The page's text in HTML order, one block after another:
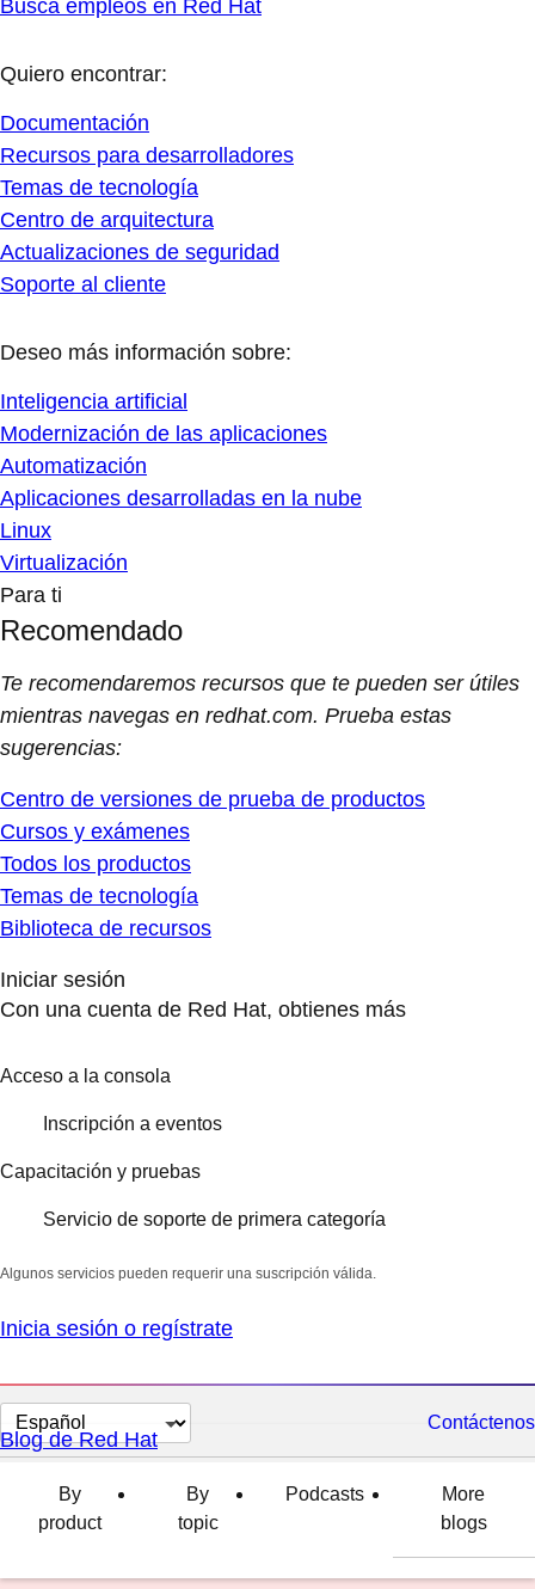
Busca empleos en Red Hat
Quiero encontrar:
Documentación
Recursos para desarrolladores
Temas de tecnología
Centro de arquitectura
Actualizaciones de seguridad
Soporte al cliente
Deseo más información sobre:
Inteligencia artificial
Modernización de las aplicaciones
Automatización
Aplicaciones desarrolladas en la nube
Linux
Virtualización
Para ti
Recomendado
Te recomendaremos recursos que te pueden ser útiles
mientras navegas en redhat.com. Prueba estas
sugerencias:
Centro de versiones de prueba de productos
Cursos y exámenes
Todos los productos
Temas de tecnología
Biblioteca de recursos
Iniciar sesión
Con una cuenta de Red Hat, obtienes más
Acceso a la consola
Inscripción a eventos
Capacitación y pruebas
Servicio de soporte de primera categoría
Algunos servicios pueden requerir una suscripción válida.
Inicia sesión o regístrate
Cambiar
el
idioma
Contáctenos
Blog de Red Hat
By
product
By
topic
Podcasts
More
blogs